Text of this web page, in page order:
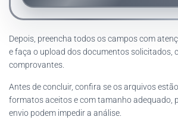
Depois, preencha todos os campos com
e faça o upload dos documentos solicitados,
comprovantes.
Antes de concluir, confira se os arquivos
formatos aceitos e com tamanho adequado,
envio podem impedir a análise.